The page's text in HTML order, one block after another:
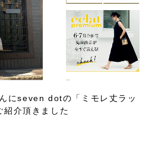
にseven dotの「ミモレ丈ラッ
紹介頂きました